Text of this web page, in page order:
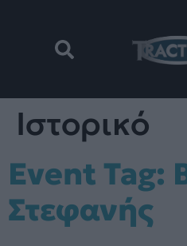
Ιστορικό
Event Tag:
Στεφανής